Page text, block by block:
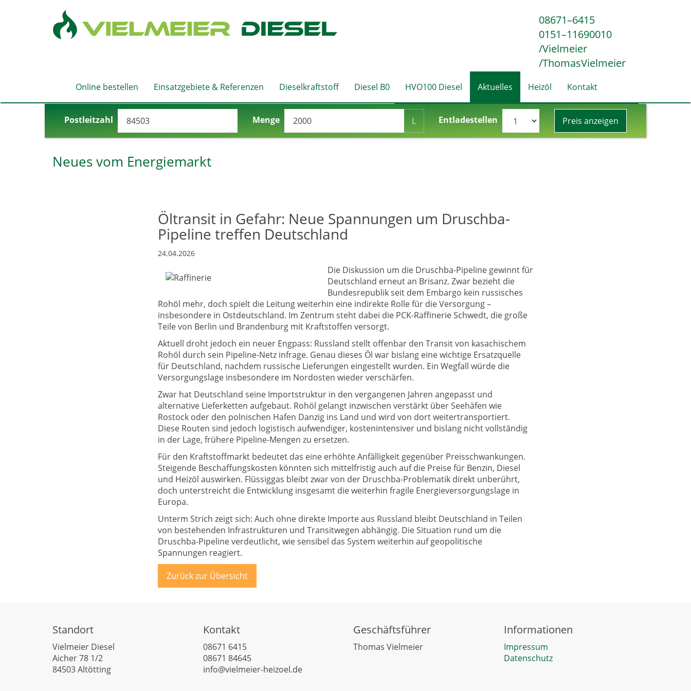
08671–6415
0151–11690010
/Vielmeier
/ThomasVielmeier
Online bestellen Einsatzgebiete & Referenzen Dieselkraftstoff Diesel B0 HVO100 Diesel Aktuelles Heizöl Kontakt
Postleitzahl Menge L Entladestellen Preis anzeigen
Neues vom Energiemarkt
Öltransit in Gefahr: Neue Spannungen um Druschba-
Pipeline treffen Deutschland
24.04.2026
Die Diskussion um die Druschba-Pipeline gewinnt für
Deutschland erneut an Brisanz. Zwar bezieht die
Bundesrepublik seit dem Embargo kein russisches
Rohöl mehr, doch spielt die Leitung weiterhin eine indirekte Rolle für die Versorgung –
insbesondere in Ostdeutschland. Im Zentrum steht dabei die PCK-Raffinerie Schwedt, die große
Teile von Berlin und Brandenburg mit Kraftstoffen versorgt.
Aktuell droht jedoch ein neuer Engpass: Russland stellt offenbar den Transit von kasachischem
Rohöl durch sein Pipeline-Netz infrage. Genau dieses Öl war bislang eine wichtige Ersatzquelle
für Deutschland, nachdem russische Lieferungen eingestellt wurden. Ein Wegfall würde die
Versorgungslage insbesondere im Nordosten wieder verschärfen.
Zwar hat Deutschland seine Importstruktur in den vergangenen Jahren angepasst und
alternative Lieferketten aufgebaut. Rohöl gelangt inzwischen verstärkt über Seehäfen wie
Rostock oder den polnischen Hafen Danzig ins Land und wird von dort weitertransportiert.
Diese Routen sind jedoch logistisch aufwendiger, kostenintensiver und bislang nicht vollständig
in der Lage, frühere Pipeline-Mengen zu ersetzen.
Für den Kraftstoffmarkt bedeutet das eine erhöhte Anfälligkeit gegenüber Preisschwankungen.
Steigende Beschaffungskosten könnten sich mittelfristig auch auf die Preise für Benzin, Diesel
und Heizöl auswirken. Flüssiggas bleibt zwar von der Druschba-Problematik direkt unberührt,
doch unterstreicht die Entwicklung insgesamt die weiterhin fragile Energieversorgungslage in
Europa.
Unterm Strich zeigt sich: Auch ohne direkte Importe aus Russland bleibt Deutschland in Teilen
von bestehenden Infrastrukturen und Transitwegen abhängig. Die Situation rund um die
Druschba-Pipeline verdeutlicht, wie sensibel das System weiterhin auf geopolitische
Spannungen reagiert.
Zurück zur Übersicht
Standort
Vielmeier Diesel
Aicher 78 1/2
84503 Altötting
Kontakt
08671 6415
08671 84645
info@vielmeier-heizoel.de
Geschäftsführer
Thomas Vielmeier
Informationen
Impressum
Datenschutz